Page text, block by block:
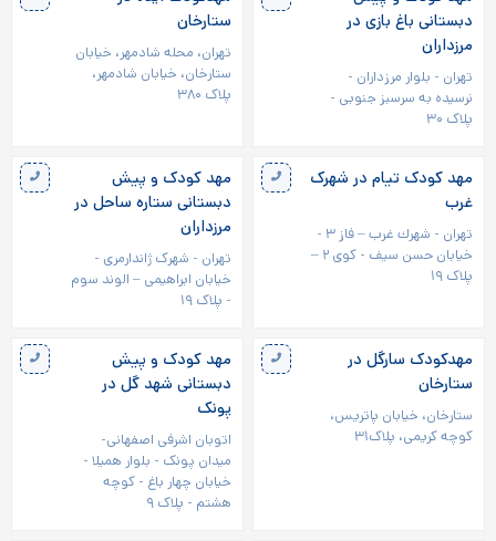
دبستانی باغ بازی در
مرزداران
تهران - بلوار مرزداران -
نرسیده به سرسبز جنوبی -
پلاک ۳۰
ستارخان
تهران، محله شادمهر، خیابان
ستارخان، خیابان شادمهر،
پلاک ۳۸۰
مهد کودک تیام در شهرک
غرب
تهران - شهرك‌ غرب – فاز ۳ -
خیابان حسن سیف - کوی ۲ –
پلاک ۱۹
مهد کودک و پیش
دبستانی ستاره ساحل در
مرزداران
تهران - شهرک ژاندارمری -
خیابان ابراهیمی – الوند سوم
- پلاک ۱۹
مهدکودک سارگل در
ستارخان
ستارخان، خیابان پاتریس،
کوچه کریمی، پلاک۳۱
مهد کودک و پیش
دبستانی شهد گل در
پونک
اتوبان اشرفی اصفهانی-
میدان پونک - بلوار هميلا -
خیابان چهار باغ - کوچه
هشتم - پلاک ۹